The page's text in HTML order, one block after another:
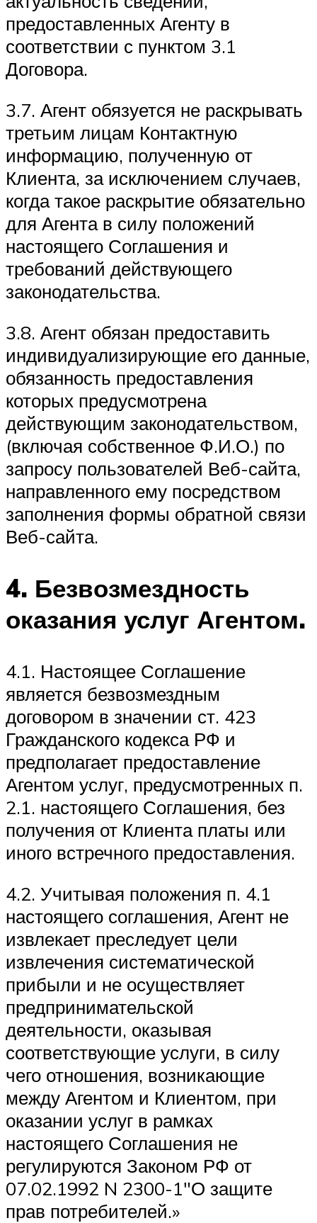
предоставленных Агенту в
соответствии с пунктом 3.1
Договора.
3.7. Агент обязуется не раскрывать
третьим лицам Контактную
информацию, полученную от
Клиента, за исключением случаев,
когда такое раскрытие обязательно
для Агента в силу положений
настоящего Соглашения и
требований действующего
законодательства.
3.8. Агент обязан предоставить
индивидуализирующие его данные,
обязанность предоставления
которых предусмотрена
действующим законодательством,
(включая собственное Ф.И.О.) по
запросу пользователей Веб-сайта,
направленного ему посредством
заполнения формы обратной связи
Веб-сайта.
4. Безвозмездность
оказания услуг Агентом.
4.1. Настоящее Соглашение
является безвозмездным
договором в значении ст. 423
Гражданского кодекса РФ и
предполагает предоставление
Агентом услуг, предусмотренных п.
2.1. настоящего Соглашения, без
получения от Клиента платы или
иного встречного предоставления.
4.2. Учитывая положения п. 4.1
настоящего соглашения, Агент не
извлекает преследует цели
извлечения систематической
прибыли и не осуществляет
предпринимательской
деятельности, оказывая
соответствующие услуги, в силу
чего отношения, возникающие
между Агентом и Клиентом, при
оказании услуг в рамках
настоящего Соглашения не
регулируются Законом РФ от
07.02.1992 N 2300-1″О защите
прав потребителей.»